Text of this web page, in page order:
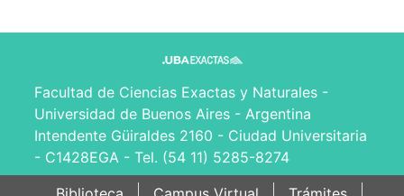
Facultad de Ciencias Exactas y Naturales -
Universidad de Buenos Aires - Argentina
Intendente Güiraldes 2160 - Ciudad Universitaria
- C1428EGA - Tel. (54 11) 5285-8274